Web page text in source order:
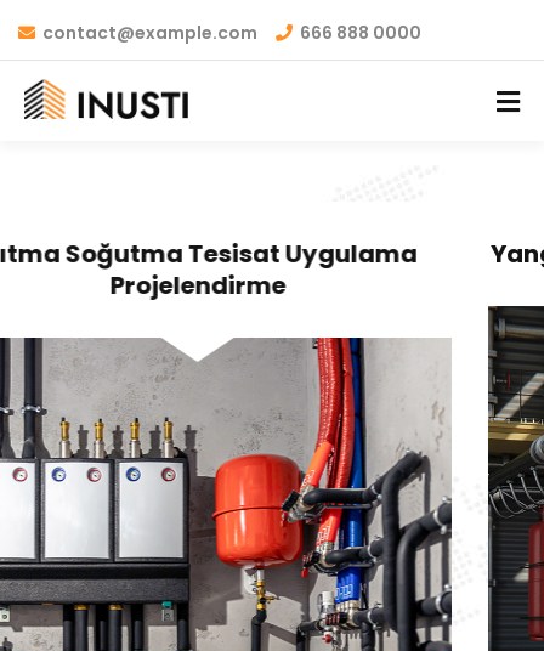
contact@example.com 666 888 0000
Yangın Tesisat Uygulama Projelendirme